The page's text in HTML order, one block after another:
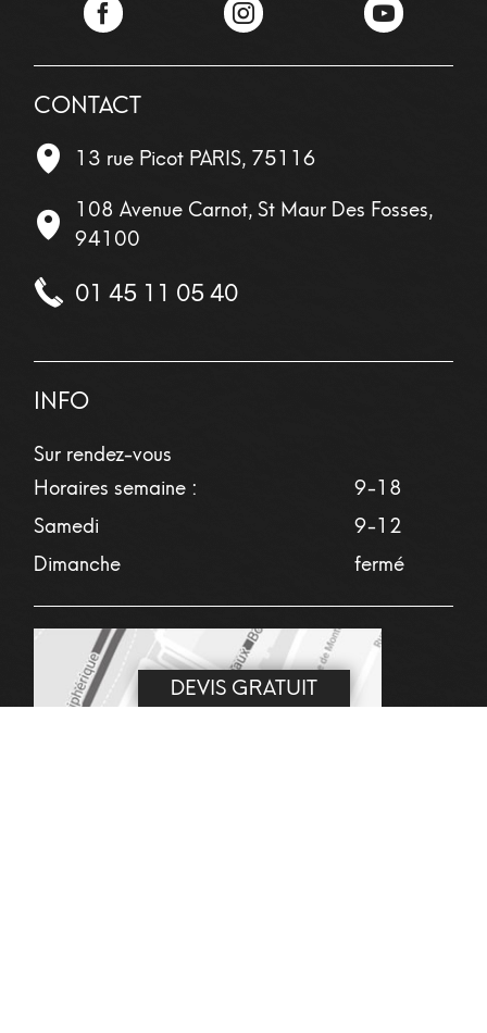
YouTube
CONTACT
13 rue Picot PARIS, 75116
108 Avenue Carnot, St Maur Des Fosses,
94100
01 45 11 05 40
INFO
Sur rendez-vous
Horaires semaine :
9-18
Samedi
9-12
Dimanche
fermé
DEVIS GRATUIT